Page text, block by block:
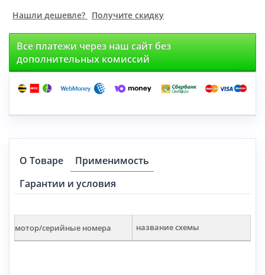
Нашли дешевле? Получите скидку
Все платежи через наш сайт без
дополнительных комиссий
О Товаре
Применимость
Гарантии и условия
мотор/серийные номера название схемы